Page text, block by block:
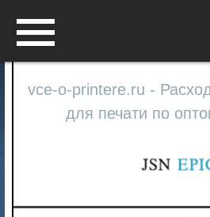
vce-o-printere.ru -
для печати по